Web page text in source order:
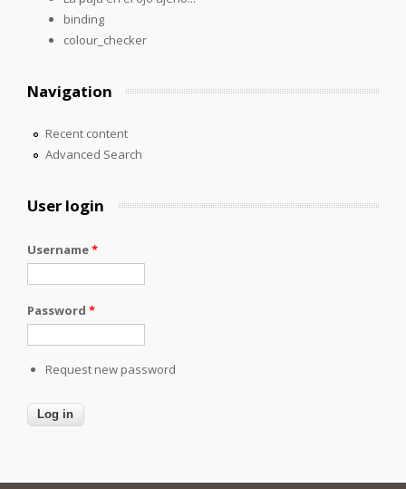
binding
colour_checker
Navigation
Recent content
Advanced Search
User login
Username*
Password *
Request new password